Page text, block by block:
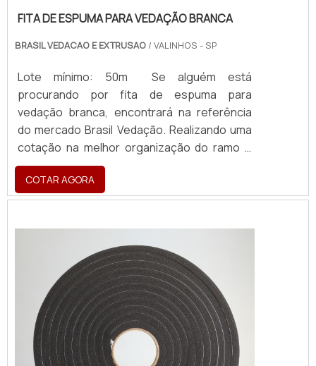
FITA DE ESPUMA PARA VEDAÇÃO BRANCA
BRASIL VEDACAO E EXTRUSAO / VALINHOS - SP
Lote mínimo: 50m Se alguém está
procurando por fita de espuma para
vedação branca, encontrará na referência
do mercado Brasil Vedação. Realizando uma
cotação na melhor organização do ramo e
descobrindo a maior referência de qualidade
da área de atuação. Quando a busca é por
fita de espuma para vedação branca, com a
ou amarelam. MAIS SOBRE FITA DE ESPUM...
COTAR AGORA